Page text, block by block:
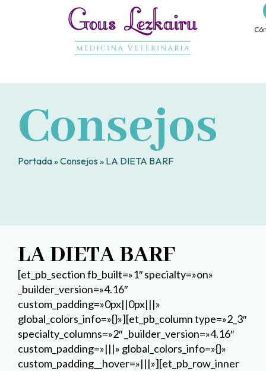
Consejos
Portada»Consejos » LA DIETA BARF
LA DIETA BARF
[et_pb_section fb_built=»1″ specialty=»on»
_builder_version=»4.16″
custom_padding=»0px||0px|||»
global_colors_info=»{}»][et_pb_column type=»2_3″
specialty_columns=»2″ _builder_version=»4.16″
custom_padding=»|||» global_colors_info=»{}»
custom_padding__hover=»|||»][et_pb_row_inner